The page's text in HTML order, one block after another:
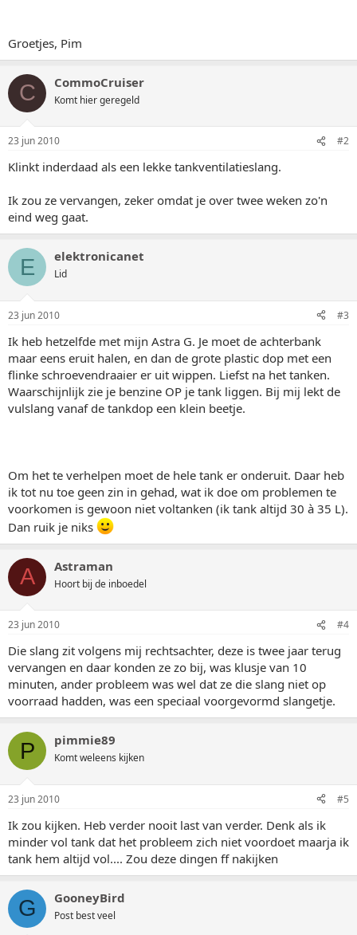
Groetjes, Pim
C CommoCruiser
Komt hier geregeld
23 jun 2010 #2
Klinkt inderdaad als een lekke tankventilatieslang.
Ik zou ze vervangen, zeker omdat je over twee weken zo'n
eind weg gaat.
E elektronicanet
Lid
23 jun 2010 #3
Ik heb hetzelfde met mijn Astra G. Je moet de achterbank
maar eens eruit halen, en dan de grote plastic dop met een
flinke schroevendraaier er uit wippen. Liefst na het tanken.
Waarschijnlijk zie je benzine OP je tank liggen. Bij mij lekt de
vulslang vanaf de tankdop een klein beetje.
Om het te verhelpen moet de hele tank er onderuit. Daar heb
ik tot nu toe geen zin in gehad, wat ik doe om problemen te
voorkomen is gewoon niet voltanken (ik tank altijd 30 à 35 L).
Dan ruik je niks
A Astraman
Hoort bij de inboedel
23 jun 2010 #4
Die slang zit volgens mij rechtsachter, deze is twee jaar terug
vervangen en daar konden ze zo bij, was klusje van 10
minuten, ander probleem was wel dat ze die slang niet op
voorraad hadden, was een speciaal voorgevormd slangetje.
P pimmie89
Komt weleens kijken
23 jun 2010 #5
Ik zou kijken. Heb verder nooit last van verder. Denk als ik
minder vol tank dat het probleem zich niet voordoet maarja ik
tank hem altijd vol.... Zou deze dingen ff nakijken
G GooneyBird
Post best veel